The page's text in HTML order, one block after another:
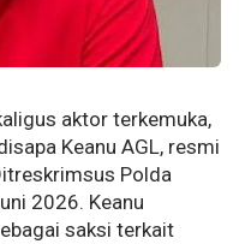
aktor terkemuka,
Keanu AGL, resmi
Polda
2026. Keanu
saksi terkait